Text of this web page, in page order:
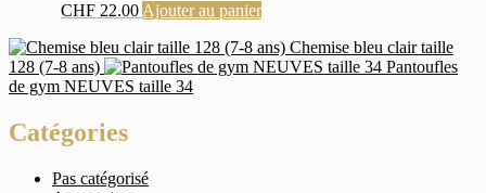
CHF 22.00 Ajouter au panier
Chemise bleu clair taille
128 (7-8 ans)
Pantoufles
de gym NEUVES taille 34
Catégories
Pas catégorisé